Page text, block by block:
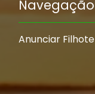
Navegação
Anunciar Filhote